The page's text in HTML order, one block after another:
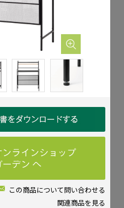
よくお寄せいただくご質問
51-4128
この商品について問い合わせる
関連商品を見る